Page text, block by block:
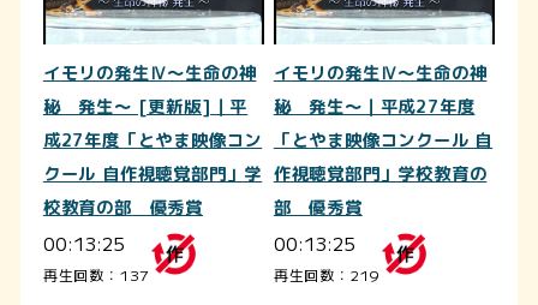
イモリの発生Ⅳ～生命の神
秘 発生～ [更新版]｜平
成27年度「とやま映像コン
クール 自作視聴覚部門」学
校教育の部 優秀賞
00:13:25
再生回数：137
イモリの発生Ⅳ～生命の神
秘 発生～｜平成27年度
「とやま映像コンクール 自
作視聴覚部門」学校教育の
部 優秀賞
00:13:25
再生回数：219